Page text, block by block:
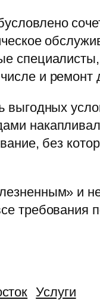
и ремонт
выгодных
без
и
требования
Услуги